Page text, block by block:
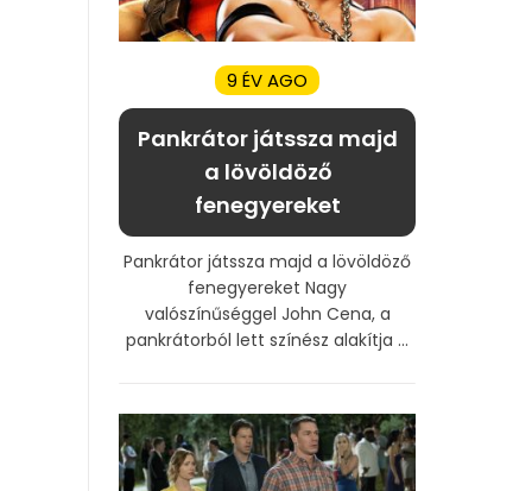
9 ÉV AGO
Pankrátor játssza majd
a lövöldöző
fenegyereket
Pankrátor játssza majd a lövöldöző
fenegyereket Nagy
valószínűséggel John Cena, a
pankrátorból lett színész alakítja ...